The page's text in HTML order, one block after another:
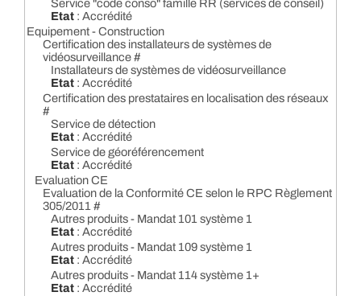
Service "code conso" famille RR (services de conseil)
Etat : Accrédité
Equipement - Construction
Certification des installateurs de systèmes de
vidéosurveillance #
Installateurs de systèmes de vidéosurveillance
Etat : Accrédité
Certification des prestataires en localisation des réseaux
#
Service de détection
Etat : Accrédité
Service de géoréférencement
Etat : Accrédité
Evaluation CE
Evaluation de la Conformité CE selon le RPC Règlement
305/2011 #
Autres produits - Mandat 101 système 1
Etat : Accrédité
Autres produits - Mandat 109 système 1
Etat : Accrédité
Autres produits - Mandat 114 système 1+
Etat : Accrédité